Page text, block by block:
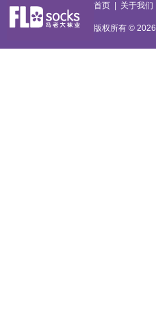
首页 关于我们
版权所有 © 2026